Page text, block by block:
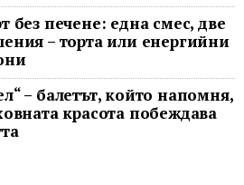
без печене: една смес, две
– торта или енергийни
– балетът, който напомня,
красота побеждава